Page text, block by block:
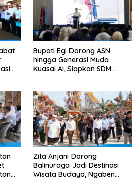
Bupati Egi Dorong ASN
hingga Generasi Muda
Kuasai AI, Siapkan SDM
Zita Anjani Dorong
Balinuraga Jadi Destinasi
Wisata Budaya, Ngaben